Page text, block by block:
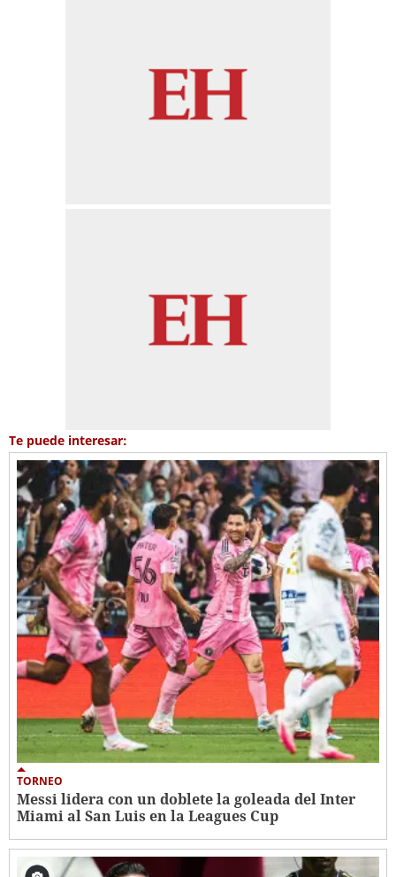
Te puede interesar:
TORNEO
Messi lidera con un doblete la goleada del Inter
Miami al San Luis en la Leagues Cup